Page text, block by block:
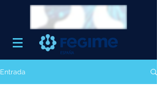
Entrada